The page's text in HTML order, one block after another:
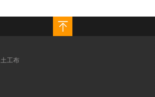
土工布